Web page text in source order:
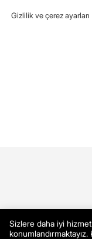
Gizlilik ve çerez ayarları
Sizlere daha iyi